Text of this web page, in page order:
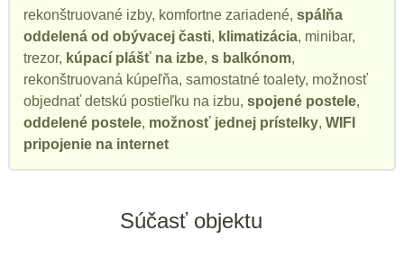
rekonštruované izby, komfortne zariadené, spálňa
oddelená od obývacej časti, klimatizácia, minibar,
trezor, kúpací plášť na izbe, s balkónom,
rekonštruovaná kúpeľňa, samostatné toalety, možnosť
objednať detskú postieľku na izbu, spojené postele,
oddelené postele, možnosť jednej prístelky, WIFI
pripojenie na internet
Súčasť objektu